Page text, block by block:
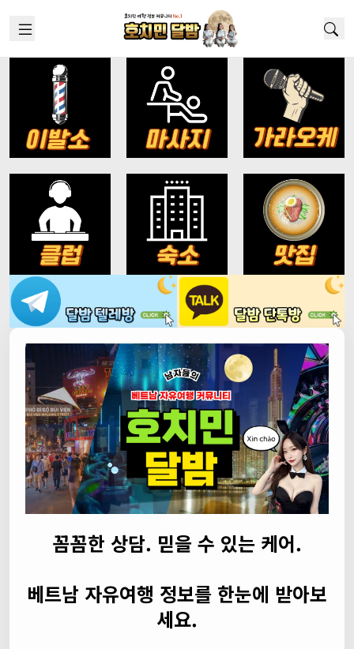
꼼꼼한 상담. 믿을 수 있는 케어.
베트남 자유여행 정보를 한눈에 받아보
세요.